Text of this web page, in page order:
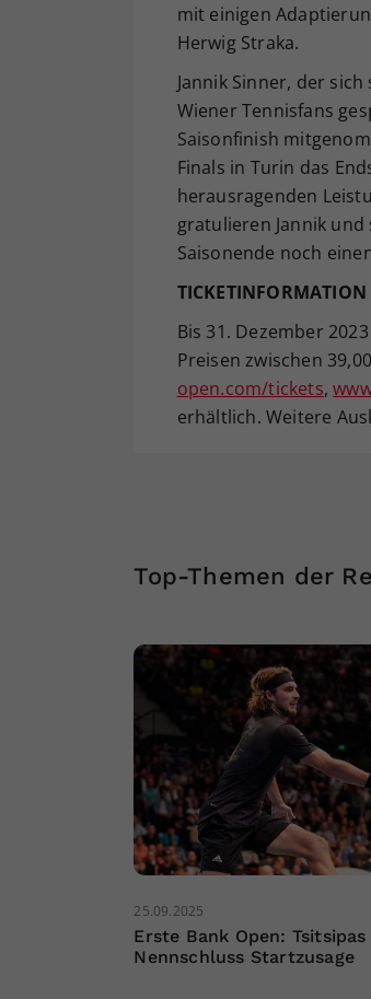
mit einigen
Herwig Straka.
Jannik Sinner, der
Wiener Tennisfans
Saisonfinish
Finals in Turin das
herausragenden
gratulieren Jannik
Saisonende noch
TICKETINFORMATION
Bis 31. Dezember
Preisen zwischen
open.com/tickets,
erhältlich. Weitere
Top-Themen der
25.09.2025
Erste Bank Open:
Nennschluss Startzusage